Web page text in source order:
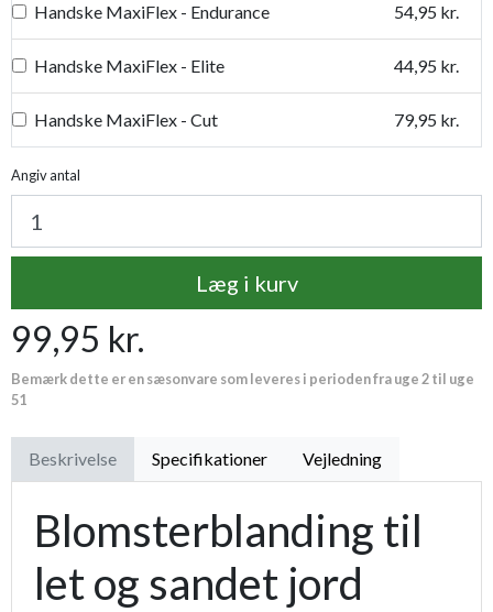
Handske MaxiFlex - Endurance 54,95 kr.
Handske MaxiFlex - Elite 44,95 kr.
Handske MaxiFlex - Cut 79,95 kr.
Handske MaxiDry
Plantetorvets grønne vandingspose 75 liter
Premium læder handske Flutter
Proffesionel vandingspose 100 liter 149,95 kr.
Angiv antal
Læg i kurv
99,95 kr.
Bemærk dette er en sæsonvare som leveres i perioden fra uge 2 til uge
51
Beskrivelse Specifikationer Vejledning
Blomsterblanding til
let og sandet jord